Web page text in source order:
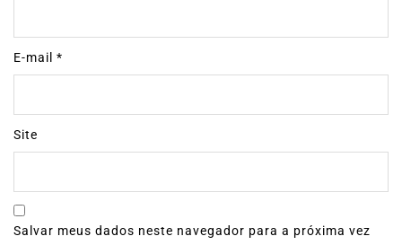
E-mail *
Site
Salvar meus dados neste navegador para a próxima vez